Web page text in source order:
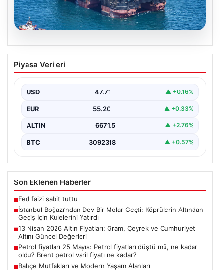
İstanbul Boğazı’ndan Dev Bir Molar
Geçti: Köprülerin Altından Geçiş İçin
İstanbul Boğazı, dün büyük bir denizcilik etkinliğine
Piyasa Verileri
USD 47.71 ▲ +0.16%
EUR 55.20 ▲ +0.33%
ALTIN 6671.5 ▲ +2.76%
BTC 3092318 ▲ +0.57%
Son Eklenen Haberler
■Fed faizi sabit tuttu
■İstanbul Boğazı’ndan Dev Bir Molar Geçti: Köprülerin Altından
Geçiş İçin Kulelerini Yatırdı
■13 Nisan 2026 Altın Fiyatları: Gram, Çeyrek ve Cumhuriyet
Altını Güncel Değerleri
■Petrol fiyatları 25 Mayıs: Petrol fiyatları düştü mü, ne kadar
oldu? Brent petrol varil fiyatı ne kadar?
■Bahçe Mutfakları ve Modern Yaşam Alanları